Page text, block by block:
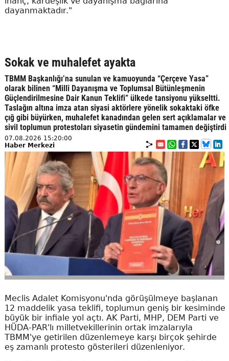
dayanmaktadır."
Sokak ve muhalefet ayakta
TBMM Başkanlığı’na sunulan ve kamuoyunda “Çerçeve Yasa”
olarak bilinen “Millî Dayanışma ve Toplumsal Bütünleşmenin
Güçlendirilmesine Dair Kanun Teklifi” ülkede tansiyonu yükseltti.
Taslağın altına imza atan siyasi aktörlere yönelik sokaktaki öfke
çığ gibi büyürken, muhalefet kanadından gelen sert açıklamalar ve
sivil toplumun protestoları siyasetin gündemini tamamen değiştirdi
07.08.2026 15:20:00
Haber Merkezi
Meclis Adalet Komisyonu'nda görüşülmeye başlanan
12 maddelik yasa teklifi, toplumun geniş bir kesiminde
büyük bir infiale yol açtı. AK Parti, MHP, DEM Parti ve
HÜDA-PAR'lı milletvekillerinin ortak imzalarıyla
TBMM'ye getirilen düzenlemeye karşı birçok şehirde
eş zamanlı protesto gösterileri düzenleniyor.